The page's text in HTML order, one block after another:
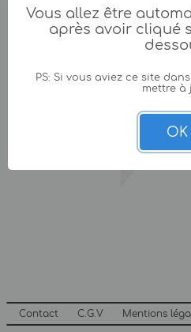
Contact C.G.V Mentions
Vous allez être
après avoir cliqué
PS: Si vous aviez ce site
mettre à
OK